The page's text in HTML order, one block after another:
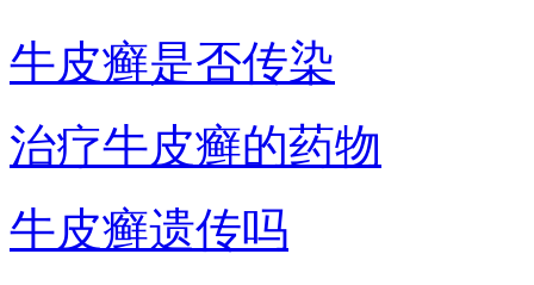
牛皮癣是否传染
治疗牛皮癣的药物
牛皮癣遗传吗